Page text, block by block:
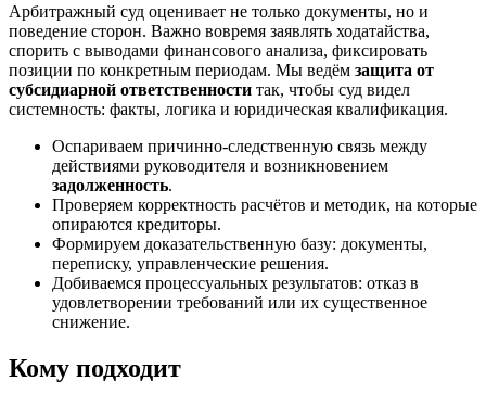
Арбитражный суд оценивает не только документы, но и
поведение сторон. Важно вовремя заявлять ходатайства,
спорить с выводами финансового анализа, фиксировать
позиции по конкретным периодам. Мы ведём защита от
субсидиарной ответственности так, чтобы суд видел
системность: факты, логика и юридическая квалификация.
Оспариваем причинно-следственную связь между
действиями руководителя и возникновением
задолженность.
Проверяем корректность расчётов и методик, на которые
опираются кредиторы.
Формируем доказательственную базу: документы,
переписку, управленческие решения.
Добиваемся процессуальных результатов: отказ в
удовлетворении требований или их существенное
снижение.
Кому подходит